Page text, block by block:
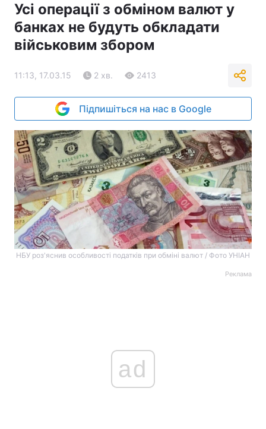
Усі операції з обміном валют у
банках не будуть обкладати
військовим збором
11:13, 17.03.15 2 хв. 2413
Підпишіться на нас в Google
НБУ роз'яснив особливості податків при обміні валют / Фото УНІАН
Реклама
ad